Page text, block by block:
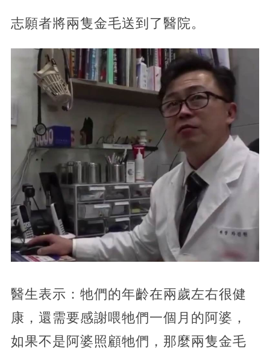
志願者將兩隻金毛送到了醫院。
醫生表示：牠們的年齡在兩歲左右很健
康，還需要感謝喂牠們一個月的阿婆，
如果不是阿婆照顧牠們，那麼兩隻金毛